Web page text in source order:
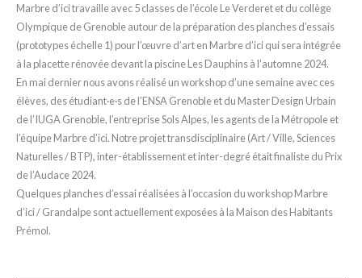
Marbre d’ici travaille avec 5 classes de l’école Le Verderet et du collège
Olympique de Grenoble autour de la préparation des planches d’essais
(prototypes échelle 1) pour l’œuvre d’art en Marbre d’ici qui sera intégrée
à la placette rénovée devant la piscine Les Dauphins à l’automne 2024.
En mai dernier nous avons réalisé un workshop d’une semaine avec ces
élèves, des étudiant·e·s de l’ENSA Grenoble et du Master Design Urbain
de l’IUGA Grenoble, l’entreprise Sols Alpes, les agents de la Métropole et
l’équipe Marbre d’ici. Notre projet transdisciplinaire (Art / Ville, Sciences
Naturelles / BTP), inter-établissement et inter-degré était finaliste du Prix
de l’Audace 2024.
Quelques planches d’essai réalisées à l’occasion du workshop Marbre
d’ici / Grandalpe sont actuellement exposées à la Maison des Habitants
Prémol.